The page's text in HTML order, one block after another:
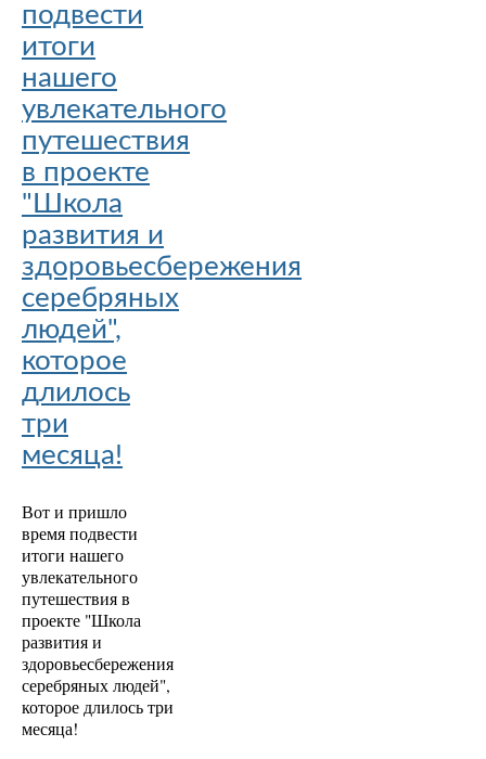
подвести
итоги
нашего
увлекательного
путешествия
в проекте
"Школа
развития и
здоровьесбережения
серебряных
людей",
которое
длилось
три
месяца!
Вот и пришло
время подвести
итоги нашего
увлекательного
путешествия в
проекте "Школа
развития и
здоровьесбережения
серебряных людей",
которое длилось три
месяца!